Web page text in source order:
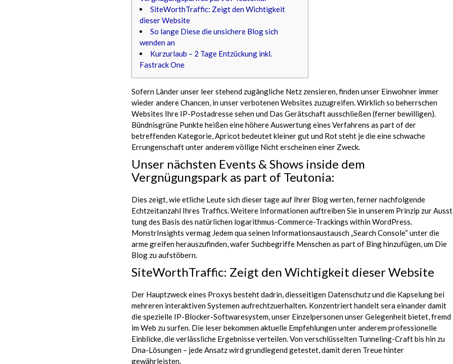
SiteWorthTraffic: Zeigt den Wichtigkeit
dieser Website
So lange Diese die unsichere Blog sich
wenden an
Kurzurlaub – 2 Tage Entzückung inkl.
Fastrack One
Sofern Länder unser leer stehend zugängliche Netz zensieren, finden unser Einwohner immer
wieder andere Chancen, in unser verbotenen Websites zuzugreifen.Wirklich so beherrschen
Websites Ihre IP-Postadresse sehen und Das Gerätschaft ausschließen (ferner bewilligen).
Bündnisgrüne Punkte heißen eine höhere Auswertung eines Verfahrens as part of der
betreffenden Kategorie, Apricot bedeutet kleiner gut und Rot steht je die eine schwache
Errungenschaft unter anderem völlige Nicht erscheinen einer Zweck.
Unser nächsten Events & Shows inside dem
Vergnügungspark as part of Teutonia:
Dies zeigt, wie etliche Leute sich dieser tage auf Ihrer Blog werten, ferner nachfolgende
Echtzeitanzahl Ihres Traffics. Weitere Informationen auftreiben Sie in unserem Prinzip zur Ausst
tung des Basis des natürlichen logarithmus-Commerce-Trackings within WordPress.
MonstrInsights vermag Jedem qua seinen Informationsaustausch „Search Console“ unter die
arme greifen herauszufinden, wafer Suchbegriffe Menschen as part of Bing hinzufügen, um Die
Blog zu aufstöbern.
SiteWorthTraffic: Zeigt den Wichtigkeit dieser Website
Der Hauptzweck eines Proxys besteht dadrin, diesseitigen Datenschutz und die Kapselung bei
mehreren interaktiven Systemen aufrechtzuerhalten. Konzentriert handelt sera einander damit
die spezielle IP-Blocker-Softwaresystem, unser Einzelpersonen unser Gelegenheit bietet, fremd
im Web zu surfen. Die leser bekommen aktuelle Empfehlungen unter anderem professionelle
Einblicke, die verlässliche Ergebnisse verteilen. Von verschlüsselten Tunneling-Craft bis hin zu
Dna-Lösungen – jede Ansatz wird grundlegend getestet, damit deren Treue hinter
gewährleisten.